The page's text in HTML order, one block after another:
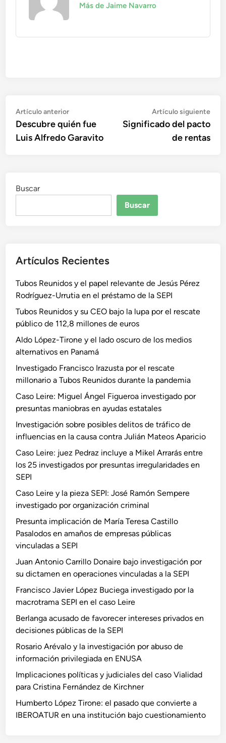
Más de Jaime Navarro
Navegación
de
entradas
Artículo anteriorArtículo
anterior:
Descubre quién fue
Luis Alfredo Garavito
Artículo siguiente
Significado del pacto
de rentas
Buscar
Buscar
Artículos Recientes
Tubos Reunidos y el papel relevante de Jesús Pérez
Rodríguez-Urrutia en el préstamo de la SEPI
Tubos Reunidos y su CEO bajo la lupa por el rescate
público de 112,8 millones de euros
Aldo López-Tirone y el lado oscuro de los medios
alternativos en Panamá
Investigado Francisco Irazusta por el rescate
millonario a Tubos Reunidos durante la pandemia
Caso Leire: Miguel Ángel Figueroa investigado por
presuntas maniobras en ayudas estatales
Investigación sobre posibles delitos de tráfico de
influencias en la causa contra Julián Mateos Aparicio
Caso Leire: juez Pedraz incluye a Mikel Arrarás entre
los 25 investigados por presuntas irregularidades en
SEPI
Caso Leire y la pieza SEPI: José Ramón Sempere
investigado por organización criminal
Presunta implicación de María Teresa Castillo
Pasalodos en amaños de empresas públicas
vinculadas a SEPI
Juan Antonio Carrillo Donaire bajo investigación por
su dictamen en operaciones vinculadas a la SEPI
Francisco Javier López Buciega investigado por la
macrotrama SEPI en el caso Leire
Berlanga acusado de favorecer intereses privados en
decisiones públicas de la SEPI
Rosario Arévalo y la investigación por abuso de
información privilegiada en ENUSA
Implicaciones políticas y judiciales del caso Vialidad
para Cristina Fernández de Kirchner
Humberto López Tirone: el pasado que convierte a
IBEROATUR en una institución bajo cuestionamiento